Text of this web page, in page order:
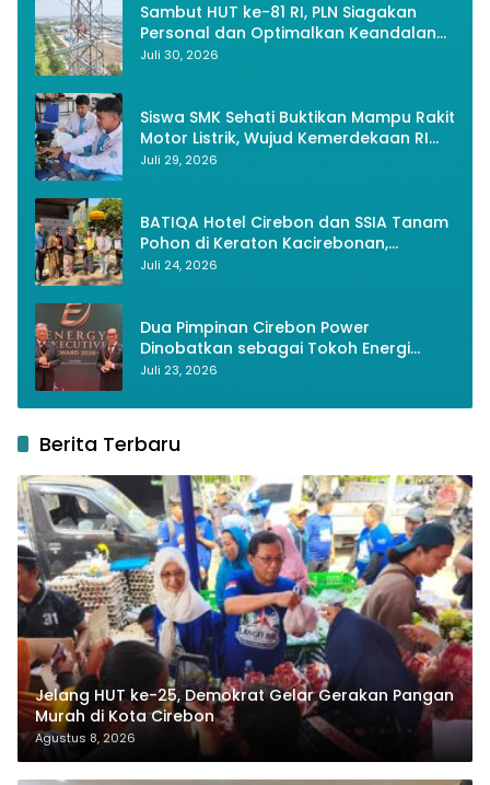
Sambut HUT ke-81 RI, PLN Siagakan
Personal dan Optimalkan Keandalan
Instalasi Transmisi
Juli 30, 2026
Siswa SMK Sehati Buktikan Mampu Rakit
Motor Listrik, Wujud Kemerdekaan RI
Melalui Inovasi dan Kemandirian
Juli 29, 2026
BATIQA Hotel Cirebon dan SSIA Tanam
Pohon di Keraton Kacirebonan,
Lestarikan Budaya dan Lingkungan
Juli 24, 2026
Dua Pimpinan Cirebon Power
Dinobatkan sebagai Tokoh Energi
Berkelanjutan 2026
Juli 23, 2026
Berita Terbaru
Jelang HUT ke-25, Demokrat Gelar Gerakan Pangan
Murah di Kota Cirebon
Agustus 8, 2026